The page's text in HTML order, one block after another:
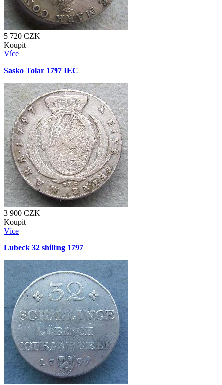
5 720 CZK
Koupit
Více
Sasko Tolar 1797 IEC
3 900 CZK
Koupit
Více
Lubeck 32 shilling 1797